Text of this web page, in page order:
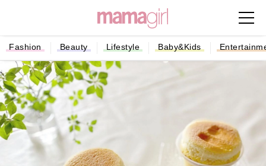
Fashion Beauty Lifestyle Baby&Kids